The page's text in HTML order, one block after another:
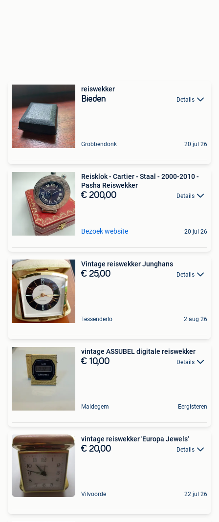
reiswekker
Bieden Details
Grobbendonk 20 jul 26
Reisklok - Cartier - Staal - 2000-2010 -
Pasha Reiswekker
€ 200,00 Details
Bezoek website 20 jul 26
Vintage reiswekker Junghans
€ 25,00 Details
Tessenderlo 2 aug 26
vintage ASSUBEL digitale reiswekker
€ 10,00 Details
Maldegem Eergisteren
vintage reiswekker 'Europa Jewels'
€ 20,00 Details
Vilvoorde 22 jul 26